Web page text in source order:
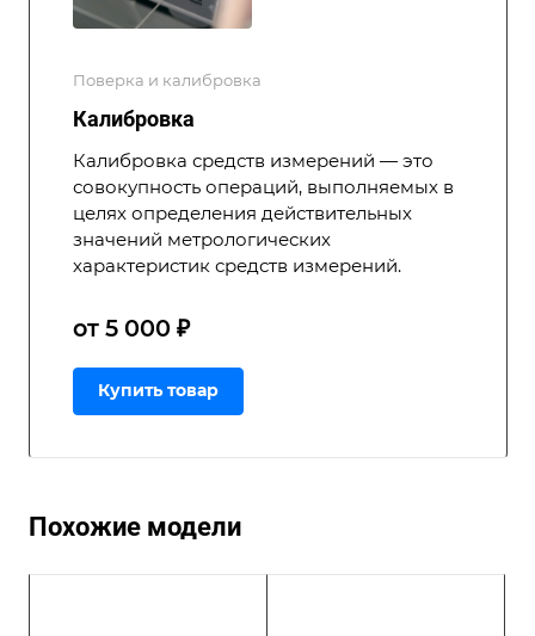
Поверка и калибровка
Калибровка
Калибровка средств измерений — это
совокупность операций, выполняемых в
целях определения действительных
значений метрологических
характеристик средств измерений.
от 5 000 ₽
Купить товар
Похожие модели